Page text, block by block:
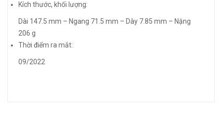
Kích thước, khối lượng:
Dài 147.5 mm – Ngang 71.5 mm – Dày 7.85 mm – Nặng
206 g
Thời điểm ra mắt:
09/2022